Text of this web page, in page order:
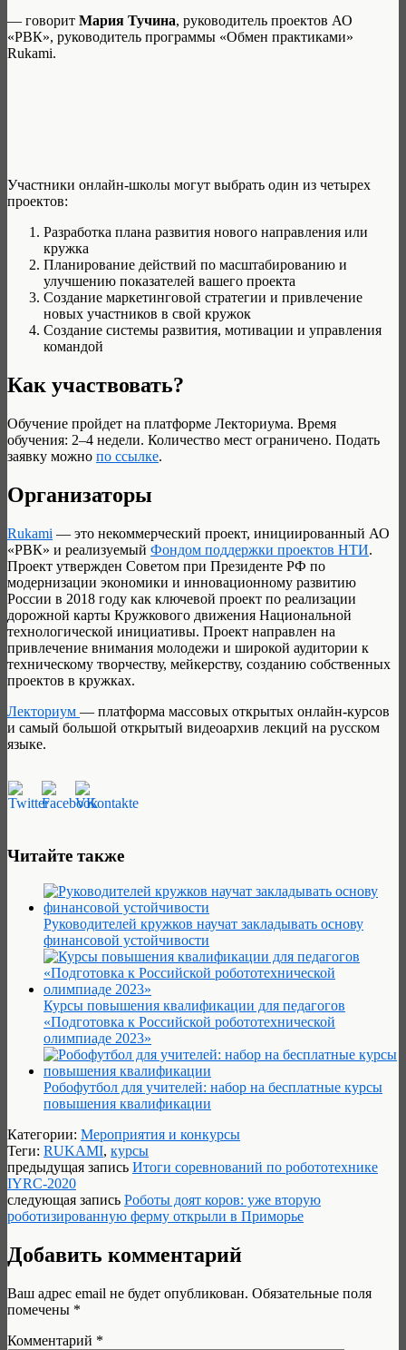
— говорит Мария Тучина, руководитель проектов АО
«РВК», руководитель программы «Обмен практиками»
Rukami.
Участники онлайн-школы могут выбрать один из четырех
проектов:
Разработка плана развития нового направления или
кружка
Планирование действий по масштабированию и
улучшению показателей вашего проекта
Создание маркетинговой стратегии и привлечение
новых участников в свой кружок
Создание системы развития, мотивации и управления
командой
Как участвовать?
Обучение пройдет на платформе Лекториума. Время
обучения: 2–4 недели. Количество мест ограничено. Подать
заявку можно по ссылке.
Организаторы
Rukami — это некоммерческий проект, инициированный АО
«РВК» и реализуемый Фондом поддержки проектов НТИ.
Проект утвержден Советом при Президенте РФ по
модернизации экономики и инновационному развитию
России в 2018 году как ключевой проект по реализации
дорожной карты Кружкового движения Национальной
технологической инициативы. Проект направлен на
привлечение внимания молодежи и широкой аудитории к
техническому творчеству, мейкерству, созданию собственных
проектов в кружках.
Лекториум — платформа массовых открытых онлайн-курсов
и самый большой открытый видеоархив лекций на русском
языке.
Читайте также
Руководителей кружков научат закладывать основу
финансовой устойчивости
Курсы повышения квалификации для педагогов
«Подготовка к Российской робототехнической
олимпиаде 2023»
Робофутбол для учителей: набор на бесплатные курсы
повышения квалификации
Категории: Мероприятия и конкурсы
Теги: RUKAMI, курсы
предыдущая запись Итоги соревнований по робототехнике
IYRC-2020
следующая запись Роботы доят коров: уже вторую
роботизированную ферму открыли в Приморье
Добавить комментарий
Ваш адрес email не будет опубликован. Обязательные поля
помечены *
Комментарий *